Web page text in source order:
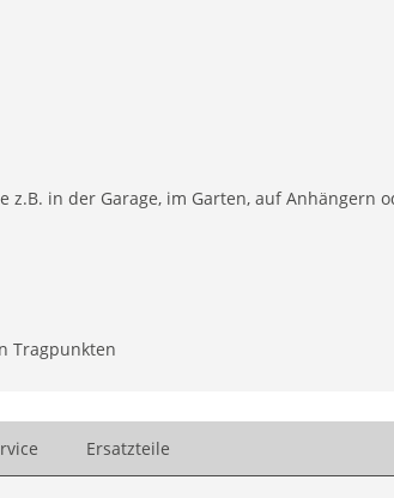
in der Garage, im Garten, auf Anhängern
Tragpunkten
Ersatzteile